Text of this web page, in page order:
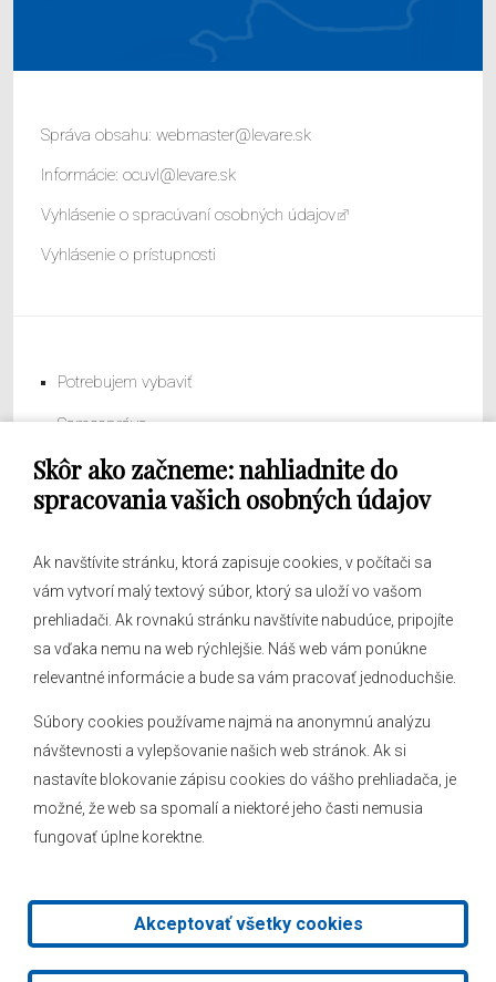
Skôr ako začneme: nahliadnite do
spracovania vašich osobných údajov
Ak navštívite stránku, ktorá zapisuje cookies, v počítači sa
vám vytvorí malý textový súbor, ktorý sa uloží vo vašom
prehliadači. Ak rovnakú stránku navštívite nabudúce, pripojíte
sa vďaka nemu na web rýchlejšie. Náš web vám ponúkne
relevantné informácie a bude sa vám pracovať jednoduchšie.
Súbory cookies používame najmä na anonymnú analýzu
návštevnosti a vylepšovanie našich web stránok. Ak si
nastavíte blokovanie zápisu cookies do vášho prehliadača, je
možné, že web sa spomalí a niektoré jeho časti nemusia
fungovať úplne korektne.
Akceptovať všetky cookies
Správa obsahu: webmaster@levare.sk
Informácie: ocuvl@levare.sk
Vyhlásenie o spracúvaní osobných údajov
Vyhlásenie o prístupnosti
Potrebujem vybaviť
Samospráva
Obecný úrad
O obci
Hlásenia obecného rozhlasu
Kontakt
Mapa stránok